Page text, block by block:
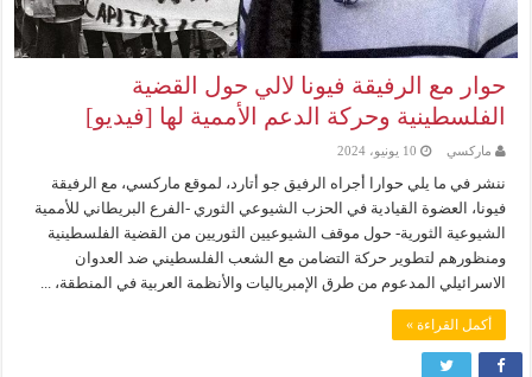
حوار مع الرفيقة فيونا لالي حول القضية
الفلسطينية وحركة الدعم الأممية لها [فيديو]
ماركسي 10 يونيو، 2024
ننشر في ما يلي حوارا أجراه الرفيق جو أتارد، لموقع ماركسي، مع الرفيقة
فيونا، العضوة القيادية في الحزب الشيوعي الثوري -الفرع البريطاني للأممية
الشيوعية الثورية- حول موقف الشيوعيين الثوريين من القضية الفلسطينية
ومنظورهم لتطوير حركة التضامن مع الشعب الفلسطيني ضد العدوان
الاسرائيلي المدعوم من طرق الإمبرياليات والأنظمة العربية في المنطقة، ...
أكمل القراءة »